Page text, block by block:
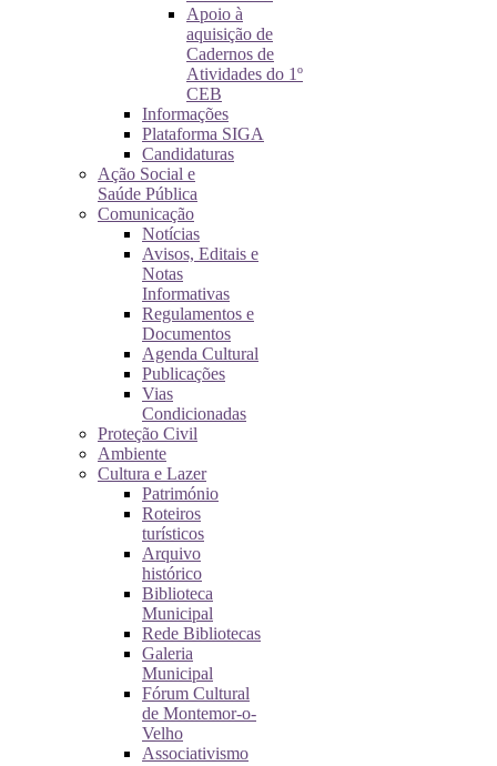
Apoio à
aquisição de
Cadernos de
Atividades do 1º
CEB
Informações
Plataforma SIGA
Candidaturas
Ação Social e
Saúde Pública
Comunicação
Notícias
Avisos, Editais e
Notas
Informativas
Regulamentos e
Documentos
Agenda Cultural
Publicações
Vias
Condicionadas
Proteção Civil
Ambiente
Cultura e Lazer
Património
Roteiros
turísticos
Arquivo
histórico
Biblioteca
Municipal
Rede Bibliotecas
Galeria
Municipal
Fórum Cultural
de Montemor-o-
Velho
Associativismo